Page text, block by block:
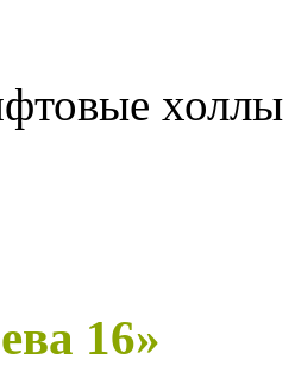
холлы
16»